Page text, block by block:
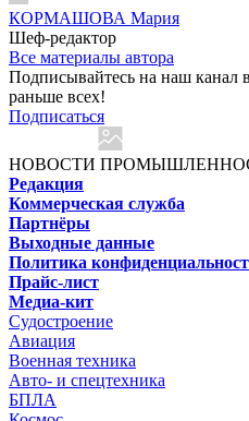
КОРМАШОВА Мария
Шеф-редактор
Все материалы автора
Подписывайтесь на наш канал
раньше всех!
Подписаться
НОВОСТИ
Редакция
Коммерческая служба
Партнёры
Выходные данные
Политика
Прайс-лист
Медиа-кит
Судостроение
Авиация
Военная техника
Авто- и спецтехника
БПЛА